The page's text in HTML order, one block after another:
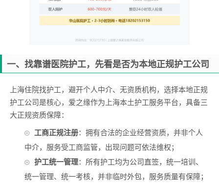
一、找靠谱医院护工，先看是否为本地正规护工公司
上海住院找护工，避开个人中介、无资质机构，选择本地正规
护工公司是核心，爱之缘作为上海本土护工服务平台，具备三
大正规资质保障：
工商正规注册：拥有合法的企业经营资质，并非个人
中介，服务受工商监管，出现问题可依法维权；
护工统一管理：所有护工均为公司直签，统一培训、
统一管理、统一考核，并非临时外包，服务质量有保障；